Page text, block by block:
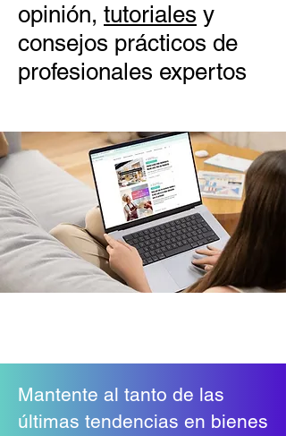
opinión, tutoriales y
consejos prácticos de
profesionales expertos
Mantente al tanto de las
últimas tendencias en bienes